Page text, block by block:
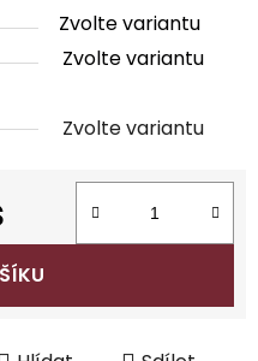
Zvolte variantu
Zvolte variantu
Zvolte variantu